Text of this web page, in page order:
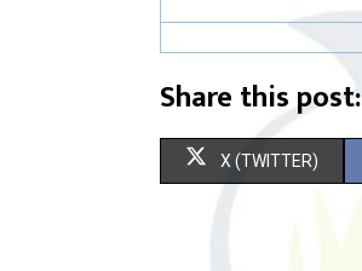
Share this post:
X (TWITTER)